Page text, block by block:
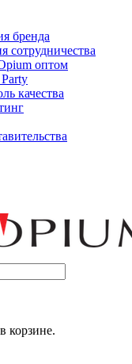
бренда
сотрудничества
оптом
качества
корзине.